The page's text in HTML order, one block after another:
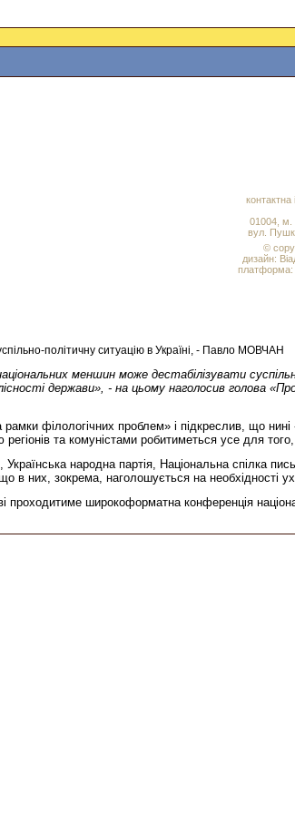
контактна
01004, м.
вул.
© copy
дизайн:
платформа:
політичну ситуацію в Україні, - Павло МОВЧАН
меншин може дестабілізувати
держави», - на цьому наголосив голова
філологічних проблем» і підкреслив, що нині
та комуністами робитиметься усе для
народна партія, Національна спілка
них, зокрема, наголошується на необхідності
широкоформатна конференція